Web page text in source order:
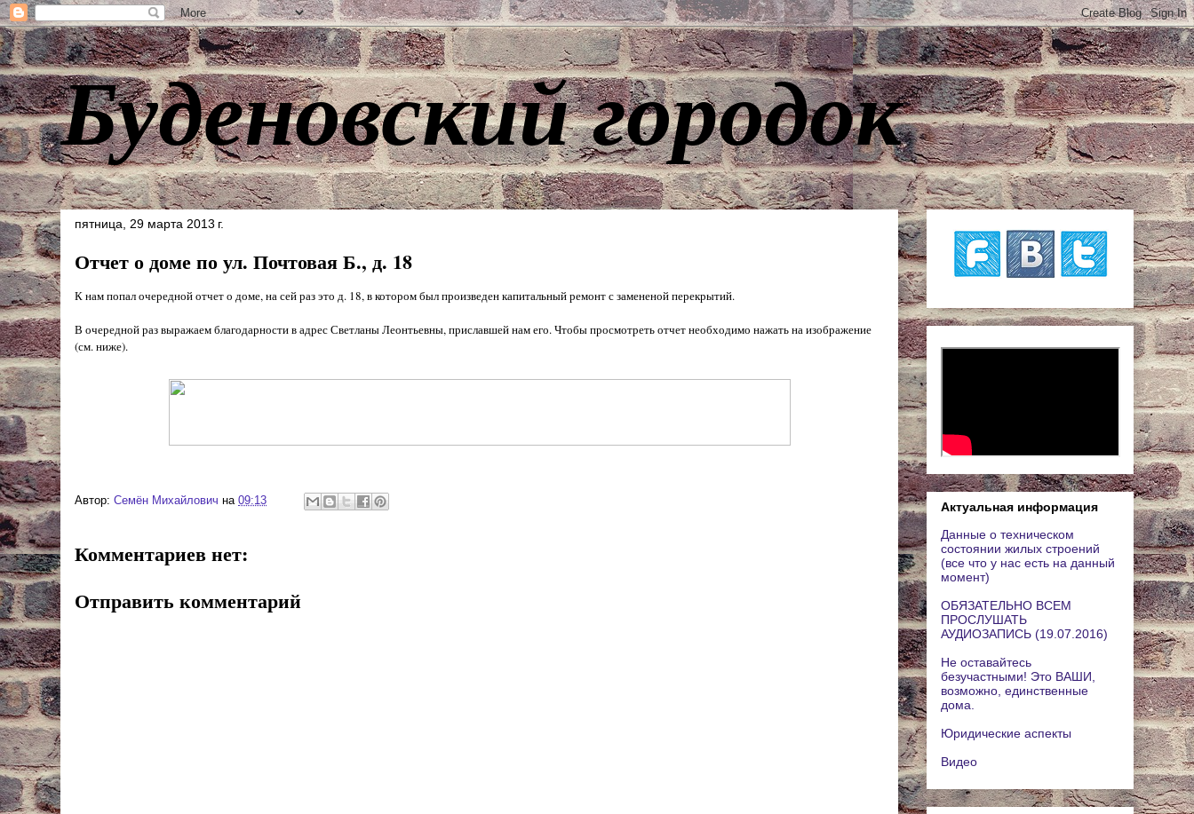
Буденовский городок
пятница, 29 марта 2013 г.
Отчет о доме по ул. Почтовая Б., д. 18
К нам попал очередной отчет о доме, на сей раз это д. 18, в котором был произведен капитальный ремонт с замененой перекрытий.
В очередной раз выражаем благодарности в адрес Светланы Леонтьевны, приславшей нам его. Чтобы просмотреть отчет необходимо нажать на изображение
(см. ниже).
Автор: Cемён Михайлович на 09:13
Комментариев нет:
Отправить комментарий
Актуальная информация
Данные о техническом
состоянии жилых строений
(все что у нас есть на данный
момент)
ОБЯЗАТЕЛЬНО ВСЕМ
ПРОСЛУШАТЬ
АУДИОЗАПИСЬ (19.07.2016)
Не оставайтесь
безучастными! Это ВАШИ,
возможно, единственные
дома.
Юридические аспекты
Видео